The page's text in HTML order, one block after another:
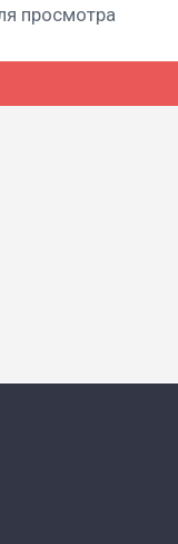
просмотра